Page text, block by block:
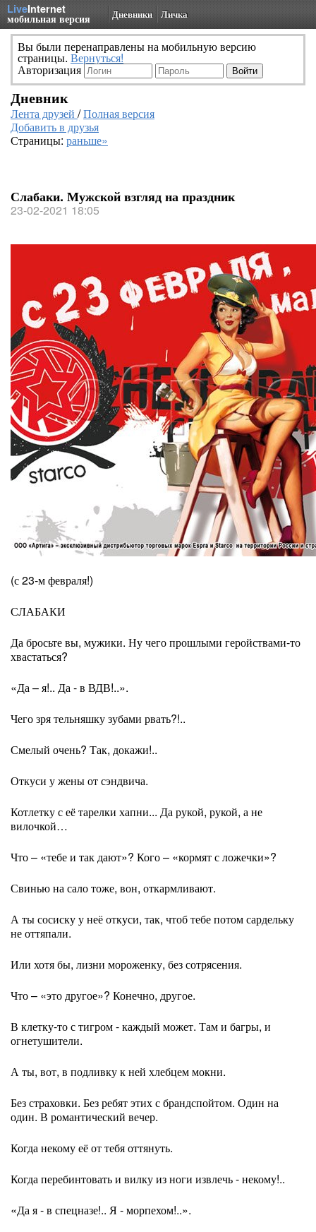
LiveInternet
мобильная версия Дневники Личка
Вы были перенаправлены на мобильную версию
страницы. Вернуться!
Авторизация
Дневник
Лента друзей /Полная версия
Добавить в друзья
Страницы: раньше»
Слабаки. Мужской взгляд на праздник
23-02-2021 18:05
(с 23-м февраля!)
СЛАБАКИ
Да бросьте вы, мужики. Ну чего прошлыми геройствами-то
хвастаться?
«Да – я!.. Да - в ВДВ!..».
Чего зря тельняшку зубами рвать?!..
Смелый очень? Так, докажи!..
Откуси у жены от сэндвича.
Котлетку с её тарелки хапни... Да рукой, рукой, а не
вилочкой…
Что – «тебе и так дают»? Кого – «кормят с ложечки»?
Свинью на сало тоже, вон, откармливают.
А ты сосиску у неё откуси, так, чтоб тебе потом сардельку
не оттяпали.
Или хотя бы, лизни мороженку, без сотрясения.
Что – «это другое»? Конечно, другое.
В клетку-то с тигром - каждый может. Там и багры, и
огнетушители.
А ты, вот, в подливку к ней хлебцем мокни.
Без страховки. Без ребят этих с брандспойтом. Один на
один. В романтический вечер.
Когда некому её от тебя оттянуть.
Когда перебинтовать и вилку из ноги извлечь - некому!..
«Да я - в спецназе!.. Я - морпехом!..».